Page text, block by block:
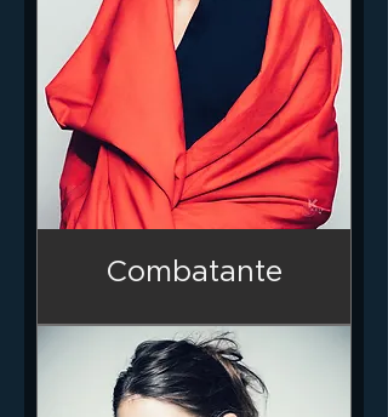
Combatante